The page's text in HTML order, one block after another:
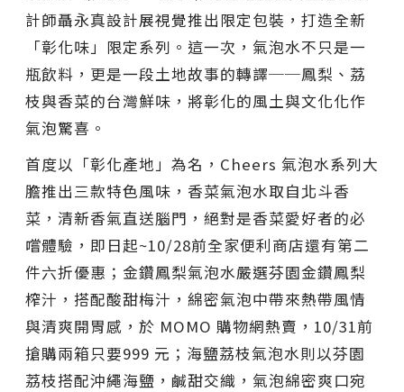
計師聶永真設計展視覺推出限定包裝，打造全新
「彰化味」限定系列。這一次，氣泡水不只是一
瓶飲料，更是一段土地故事的轉譯──鳳梨、荔
枝與香菜的台灣鮮味，將彰化的風土與文化化作
氣泡驚喜。
首度以「彰化產地」為名，Cheers 氣泡水系列大
膽推出三款特色風味，香菜氣泡水取自北斗香
菜，清新香氣直送腦門，絕對是香菜愛好者的必
嚐體驗，即日起~10/28前全家便利商店還有第二
件六折優惠；金鑽鳳梨氣泡水嚴選芬園金鑽鳳梨
榨汁，搭配酸甜梅汁，綿密氣泡中帶來熱帶風情
與清爽開胃感，於 MOMO 購物網熱賣，10/31前
搶購兩箱只要999 元；海鹽荔枝氣泡水則以芬園
荔枝搭配沖繩海鹽，鹹甜交織，氣泡綿密爽口宛